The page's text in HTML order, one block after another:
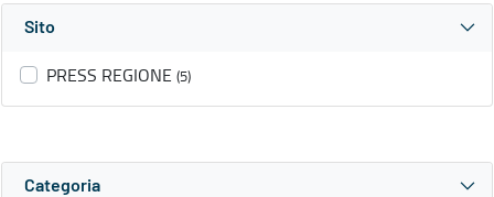
Sito
PRESS REGIONE (5)
Categoria